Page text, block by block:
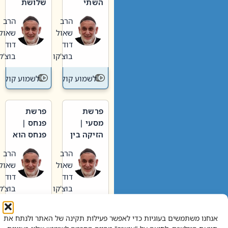
אנחנו משתמשים בעוגיות כדי לאפשר פעילות תקינה של האתר ולנתח את
וערב של
חיינו
הרב
שאול
דוד
בוצ'קו
לשמוע קול תורה – מדרש
האבות
הרב
שאול
דוד
בוצ'קו
לשמוע קול
פרשת
מסעי |
הזיקה בין
הגדול לעם הרב
שאול
דוד
בוצ'קו
לשמוע קול תורה – מדרש
פרשת
פנחס |
פנחס הוא
אליהו: בין
קנאות
הורסת
לקנאות
בונה
הרב
שאול
דוד
בוצ'קו
לשמוע קול